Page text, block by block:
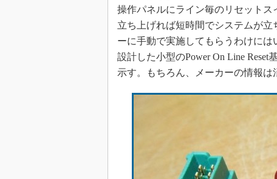
「SPICEの仕組みとその活
計測器メーカーから見た5G
USB Type-Cの登場で評価
編】
操作パネルにライン毎のリセット
立ち上げれば短時間でシステムが
ーに手動で実施してもらうわけに
設計した小型のPower On Line
示す。もちろん、メーカーの情報は